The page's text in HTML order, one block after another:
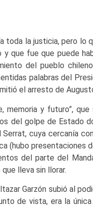
toda la justicia, pero lo
que fue que puede
del pueblo
palabras del
el arresto de
memoria y futuro”,
del golpe de Estado
cuya cercanía
(hubo presentaciones
del parte del
lleva sin llorar.
Garzón subió al
de vista, era la